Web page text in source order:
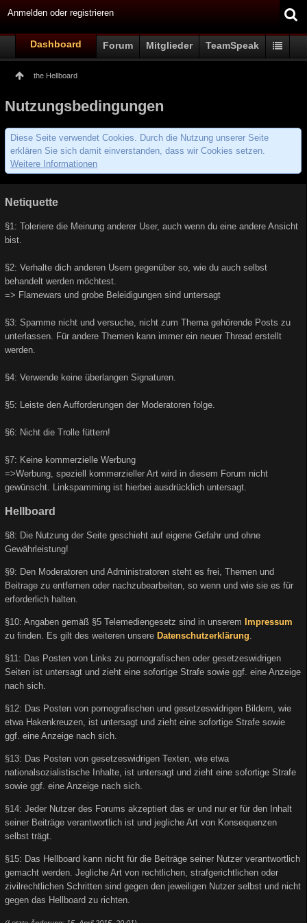
Anmelden oder registrieren
Dashboard Forum Mitglieder TeamSpeak
the Hellboard
Nutzungsbedingungen
Diese Seite verwendet Cookies. Durch die Nutzung unserer Seite
erklären Sie sich damit einverstanden, dass wir Cookies setzen.
Weitere Informationen
Netiquette
§1: Toleriere die Meinung anderer User, auch wenn du eine andere Ansicht
bist.
§2: Verhalte dich anderen Usern gegenüber so, wie du auch selbst
behandelt werden möchtest.
=> Flamewars und grobe Beleidigungen sind untersagt
§3: Spamme nicht und versuche, nicht zum Thema gehörende Posts zu
unterlassen. Für andere Themen kann immer ein neuer Thread erstellt
werden.
§4: Verwende keine überlangen Signaturen.
§5: Leiste den Aufforderungen der Moderatoren folge.
§6: Nicht die Trolle füttern!
§7: Keine kommerzielle Werbung
=>Werbung, speziell kommerzieller Art wird in diesem Forum nicht
gewünscht. Linkspamming ist hierbei ausdrücklich untersagt.
Hellboard
§8: Die Nutzung der Seite geschieht auf eigene Gefahr und ohne
Gewährleistung!
§9: Den Moderatoren und Administratoren steht es frei, Themen und
Beitrage zu entfernen oder nachzubearbeiten, so wenn und wie sie es für
erforderlich halten.
§10: Angaben gemäß §5 Telemediengesetz sind in unserem Impressum
zu finden. Es gilt des weiteren unsere Datenschutzerklärung
§11: Das Posten von Links zu pornografischen oder gesetzeswidrigen
Seiten ist untersagt und zieht eine sofortige Strafe sowie ggf. eine Anzeige
nach sich.
§12: Das Posten von pornografischen und gesetzeswidrigen Bildern, wie
etwa Hakenkreuzen, ist untersagt und zieht eine sofortige Strafe sowie
ggf. eine Anzeige nach sich.
§13: Das Posten von gesetzeswidrigen Texten, wie etwa
nationalsozialistische Inhalte, ist untersagt und zieht eine sofortige Strafe
sowie ggf. eine Anzeige nach sich.
§14: Jeder Nutzer des Forums akzeptiert das er und nur er für den Inhalt
seiner Beiträge verantwortlich ist und jegliche Art von Konsequenzen
selbst trägt.
§15: Das Hellboard kann nicht für die Beiträge seiner Nutzer verantwortlich
gemacht werden. Jegliche Art von rechtlichen, strafgerichtlichen oder
zivilrechtlichen Schritten sind gegen den jeweiligen Nutzer selbst und nicht
gegen das Hellboard zu richten.